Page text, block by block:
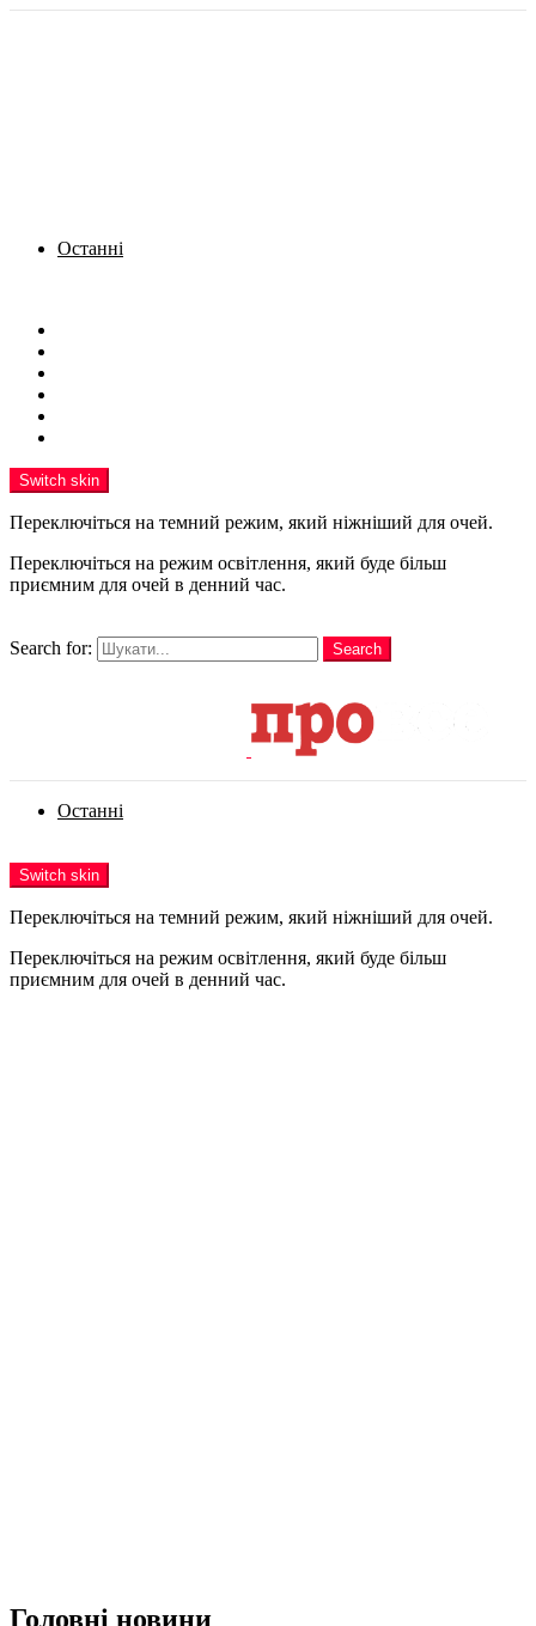
Останні
Switch skin
Переключіться на темний режим, який ніжніший для очей.
Переключіться на режим освітлення, який буде більш
приємним для очей в денний час.
Search for:
Search
Останні
Switch skin
Переключіться на темний режим, який ніжніший для очей.
Переключіться на режим освітлення, який буде більш
приємним для очей в денний час.
Головні новини